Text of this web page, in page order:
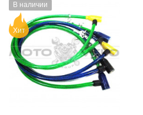
В наличии
Хит